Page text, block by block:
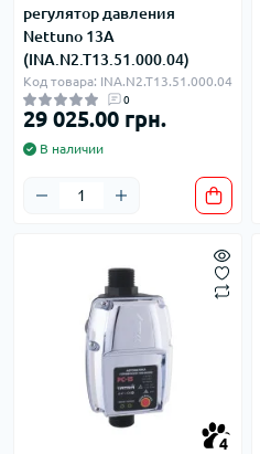
регулятор давления
Nettuno 13A
(INA.N2.T13.51.000.04)
Код товара: INA.N2.T13.51.000.04
0
29 025.00 грн.
В наличии
4